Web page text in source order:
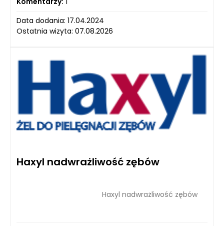
Data dodania: 17.04.2024
Ostatnia wizyta: 07.08.2026
Haxyl nadwrażliwość zębów
Haxyl nadwrażliwość zębów